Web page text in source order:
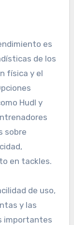
es
de los
física y el
Hudl y
sobre
en tackles.
de uso,
y las
importantes